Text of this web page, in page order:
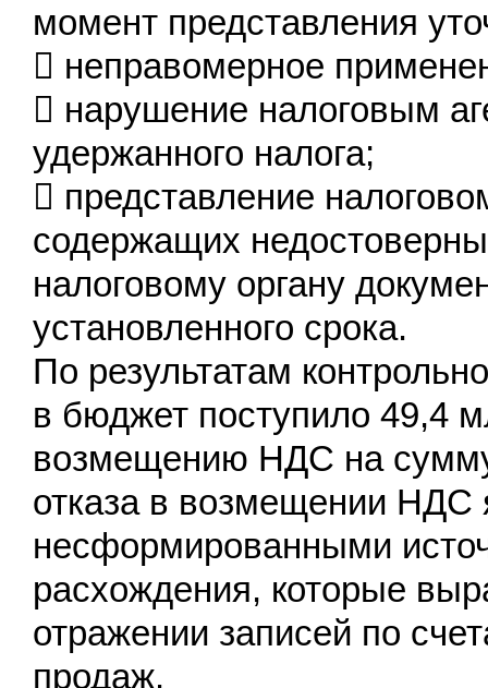
момент представления
 неправомерное
 нарушение налоговым
удержанного налога;
 представление
содержащих
налоговому органу
установленного срока.
По результатам
в бюджет поступило 49,4
возмещению НДС на
отказа в возмещении НДС
несформированными
расхождения, которые
отражении записей по
продаж.